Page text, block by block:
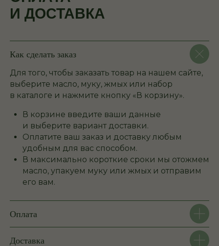
И ДОСТАВКА
Как сделать заказ
Для того, чтобы заказать товар на нашем сайте,
выберите масло, муку, жмых или набор
в каталоге и нажмите кнопку «В корзину».
В корзине введите ваши данные
и выберите вариант доставки.
Оплатите ваш заказ и доставку любым
удобным для вас способом.
В максимально короткие сроки мы отожмем
масло, упакуем муку или жмых и отправим
его вам.
Оплата
Доставка